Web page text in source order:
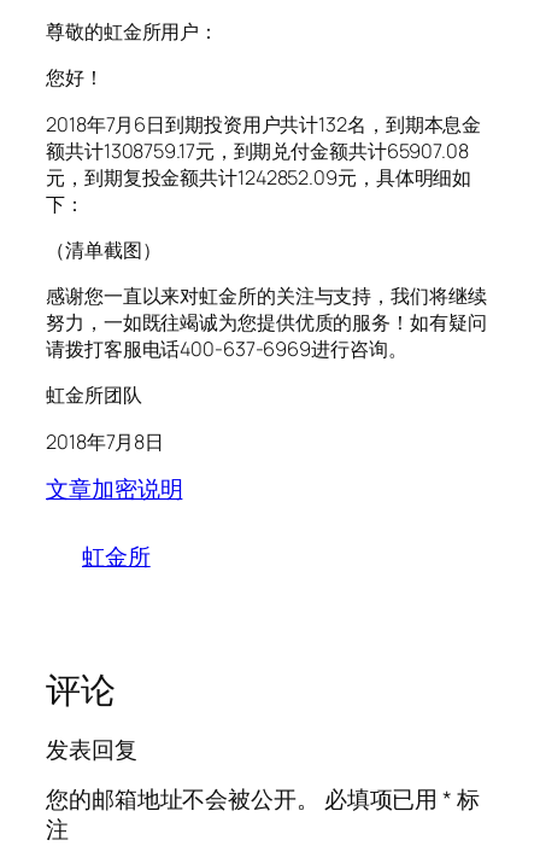
尊敬的虹金所用户：
您好！
2018年7月6日到期投资用户共计132名，到期本息金
额共计1308759.17元，到期兑付金额共计65907.08
元，到期复投金额共计1242852.09元，具体明细如
下：
（清单截图）
感谢您一直以来对虹金所的关注与支持，我们将继续
努力，一如既往竭诚为您提供优质的服务！如有疑问
请拨打客服电话400-637-6969进行咨询。
虹金所团队
2018年7月8日
文章加密说明
虹金所
评论
发表回复
您的邮箱地址不会被公开。
必填项已用*标
注